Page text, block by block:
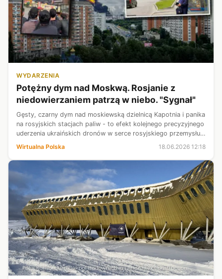
WYDARZENIA
Potężny dym nad Moskwą. Rosjanie z
niedowierzaniem patrzą w niebo. "Sygnał"
Gęsty, czarny dym nad moskiewską dzielnicą Kapotnia i panika
na rosyjskich stacjach paliw - to efekt kolejnego precyzyjnego
uderzenia ukraińskich dronów w serce rosyjskiego przemysłu
Koniec b...
Wirtualna Polska 18.06.2026 12:18